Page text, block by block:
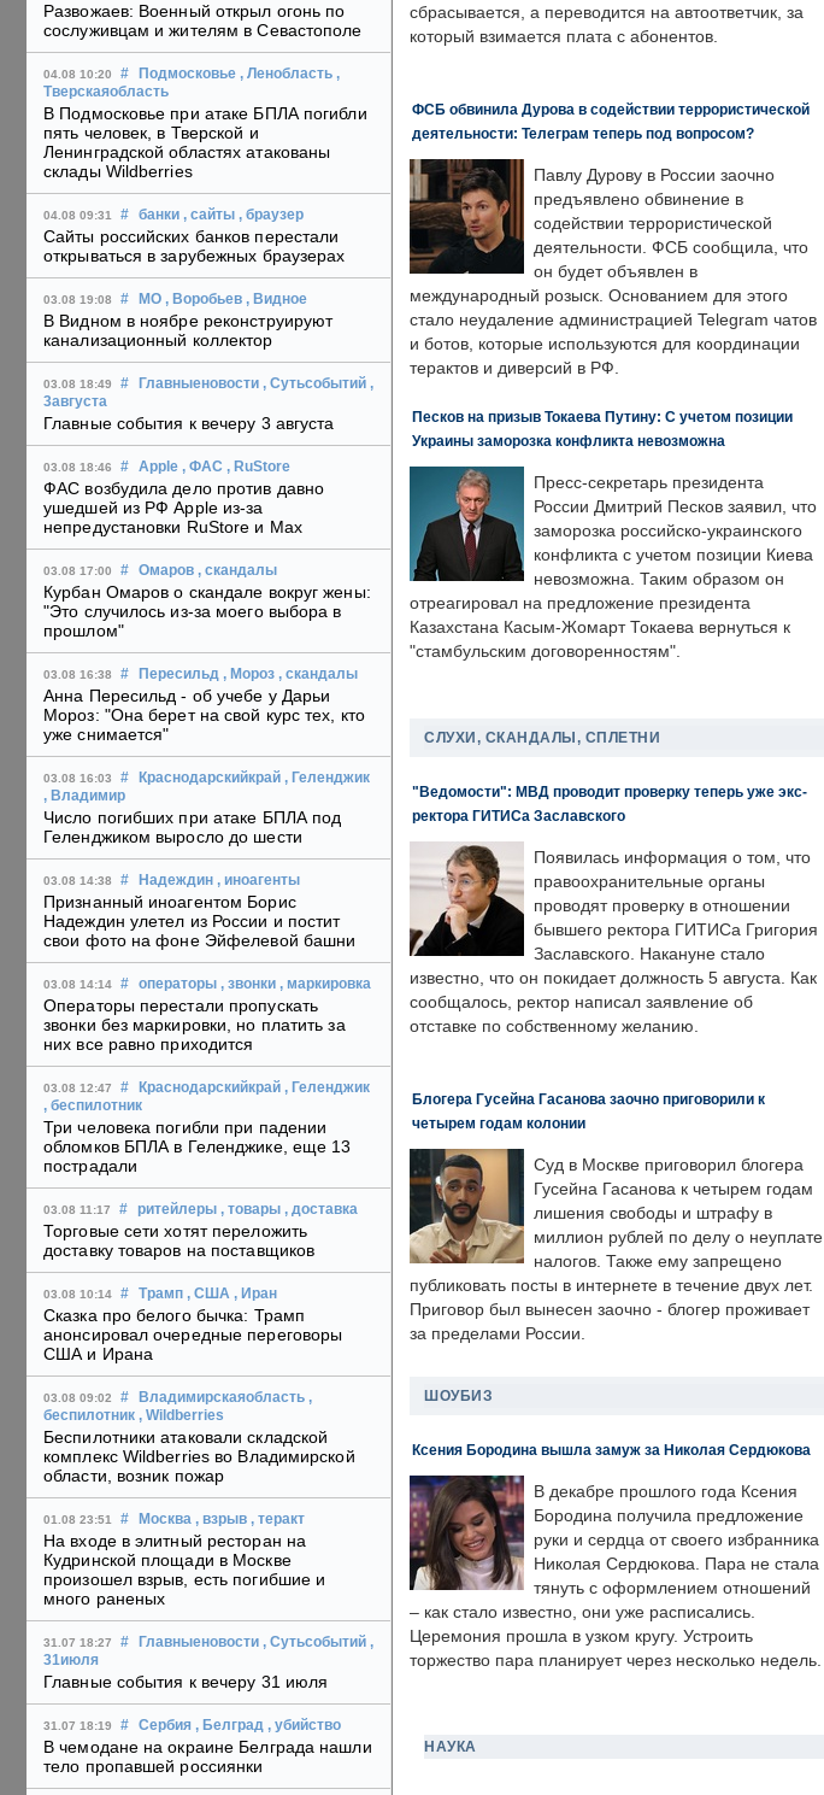
Развожаев: Военный открыл огонь по
сослуживцам и жителям в Севастополе
04.08 10:20 # Подмосковье , Ленобласть ,
Тверскаяобласть
В Подмосковье при атаке БПЛА погибли
пять человек, в Тверской и
Ленинградской областях атакованы
склады Wildberries
04.08 09:31 # банки , сайты , браузер
Сайты российских банков перестали
открываться в зарубежных браузерах
03.08 19:08 # МО , Воробьев , Видное
В Видном в ноябре реконструируют
канализационный коллектор
03.08 18:49 # Главныеновости , Сутьсобытий ,
3августа
Главные события к вечеру 3 августа
03.08 18:46 # Apple , ФАС , RuStore
ФАС возбудила дело против давно
ушедшей из РФ Apple из-за
непредустановки RuStore и Max
03.08 17:00 # Омаров , скандалы
Курбан Омаров о скандале вокруг жены:
"Это случилось из-за моего выбора в
прошлом"
03.08 16:38 # Пересильд , Мороз , скандалы
Анна Пересильд - об учебе у Дарьи
Мороз: "Она берет на свой курс тех, кто
уже снимается"
03.08 16:03 # Краснодарскийкрай , Геленджик
, Владимир
Число погибших при атаке БПЛА под
Геленджиком выросло до шести
03.08 14:38 # Надеждин , иноагенты
Признанный иноагентом Борис
Надеждин улетел из России и постит
свои фото на фоне Эйфелевой башни
03.08 14:14 # операторы , звонки , маркировка
Операторы перестали пропускать
звонки без маркировки, но платить за
них все равно приходится
03.08 12:47 # Краснодарскийкрай , Геленджик
, беспилотник
Три человека погибли при падении
обломков БПЛА в Геленджике, еще 13
пострадали
03.08 11:17 # ритейлеры , товары , доставка
Торговые сети хотят переложить
доставку товаров на поставщиков
03.08 10:14 # Трамп , США , Иран
Сказка про белого бычка: Трамп
анонсировал очередные переговоры
США и Ирана
03.08 09:02 # Владимирскаяобласть ,
беспилотник , Wildberries
Беспилотники атаковали складской
комплекс Wildberries во Владимирской
области, возник пожар
01.08 23:51 # Москва , взрыв , теракт
На входе в элитный ресторан на
Кудринской площади в Москве
произошел взрыв, есть погибшие и
много раненых
31.07 18:27 # Главныеновости , Сутьсобытий ,
31июля
Главные события к вечеру 31 июля
31.07 18:19 # Сербия , Белград , убийство
В чемодане на окраине Белграда нашли
тело пропавшей россиянки
сбрасывается, а переводится на автоответчик, за
который взимается плата с абонентов.
ФСБ обвинила Дурова в содействии террористической
деятельности: Телеграм теперь под вопросом?
Павлу Дурову в России заочно
предъявлено обвинение в
содействии террористической
деятельности. ФСБ сообщила, что
он будет объявлен в
международный розыск. Основанием для этого
стало неудаление администрацией Telegram чатов
и ботов, которые используются для координации
терактов и диверсий в РФ.
Песков на призыв Токаева Путину: С учетом позиции
Украины заморозка конфликта невозможна
Пресс-секретарь президента
России Дмитрий Песков заявил, что
заморозка российско-украинского
конфликта с учетом позиции Киева
невозможна. Таким образом он
отреагировал на предложение президента
Казахстана Касым-Жомарт Токаева вернуться к
"стамбульским договоренностям".
СЛУХИ, СКАНДАЛЫ, СПЛЕТНИ
"Ведомости": МВД проводит проверку теперь уже экс-
ректора ГИТИСа Заславского
Появилась информация о том, что
правоохранительные органы
проводят проверку в отношении
бывшего ректора ГИТИСа Григория
Заславского. Накануне стало
известно, что он покидает должность 5 августа. Как
сообщалось, ректор написал заявление об
отставке по собственному желанию.
Блогера Гусейна Гасанова заочно приговорили к
четырем годам колонии
Суд в Москве приговорил блогера
Гусейна Гасанова к четырем годам
лишения свободы и штрафу в
миллион рублей по делу о неуплате
налогов. Также ему запрещено
публиковать посты в интернете в течение двух лет.
Приговор был вынесен заочно - блогер проживает
за пределами России.
ШОУБИЗ
Ксения Бородина вышла замуж за Николая Сердюкова
В декабре прошлого года Ксения
Бородина получила предложение
руки и сердца от своего избранника
Николая Сердюкова. Пара не стала
тянуть с оформлением отношений
– как стало известно, они уже расписались.
Церемония прошла в узком кругу. Устроить
торжество пара планирует через несколько недель.
НАУКА